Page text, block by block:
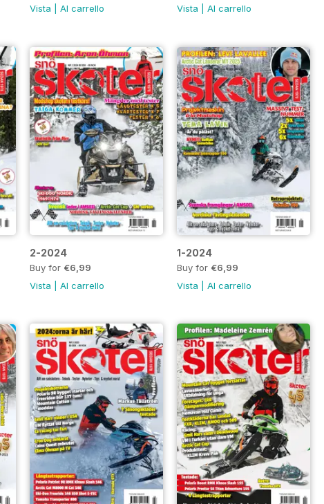
Vista |Al carrello
Vista |Al carrello
2-2024
Buy for €6,99
Vista |Al carrello
1-2024
Buy for €6,99
Vista |Al carrello